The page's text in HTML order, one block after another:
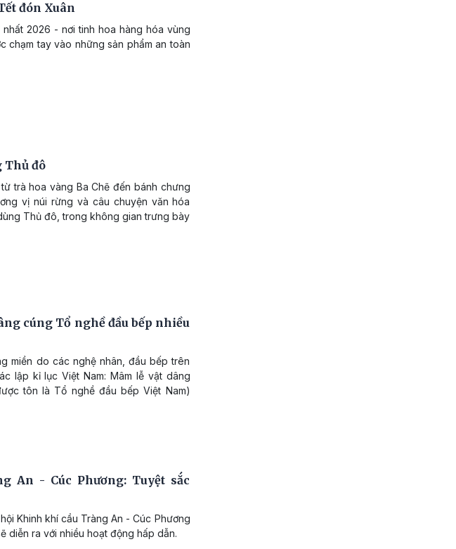
đón Xuân
2026 - nơi tinh hoa hàng hóa vùng
chạm tay vào những sản phẩm an toàn
Thủ đô
trà hoa vàng Ba Chẽ đến bánh chưng
vị núi rừng và câu chuyện văn hóa
Thủ đô, trong không gian trưng bày
cúng Tổ nghề đầu bếp nhiều
miền do các nghệ nhân, đầu bếp trên
lập kỉ lục Việt Nam: Mâm lễ vật dâng
tôn là Tổ nghề đầu bếp Việt Nam)
An - Cúc Phương: Tuyệt sắc
Khinh khí cầu Tràng An - Cúc Phương
diễn ra với nhiều hoạt động hấp dẫn.